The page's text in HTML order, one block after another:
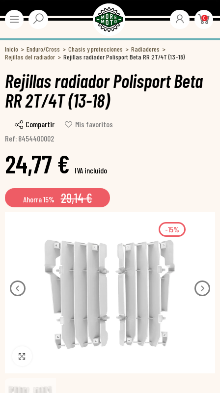
0
Inicio Enduro/Cross Chasis y protecciones
Radiadores
Rejillas del radiador
Rejillas radiador Polisport Beta RR 2T/4T (13-18)
Rejillas radiador Polisport Beta
RR 2T/4T (13-18)
Compartir
Mis favoritos
Ref: 8454400002
24,77 € IVA incluido
Ahorra 15% 29,14 €
-15%